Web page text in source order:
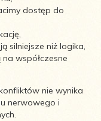
dostęp do
silniejsze niż logika,
współczesne
nie wynika
nerwowego i